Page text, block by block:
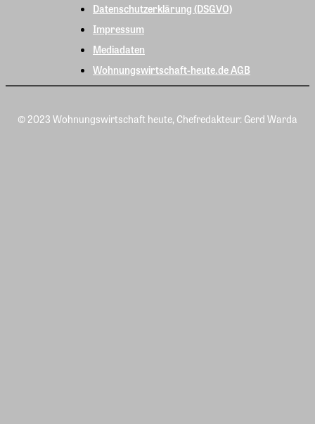
Datenschutzerklärung (DSGVO)
Impressum
Mediadaten
Wohnungswirtschaft-heute.de AGB
© 2023 Wohnungswirtschaft heute, Chefredakteur: Gerd Warda